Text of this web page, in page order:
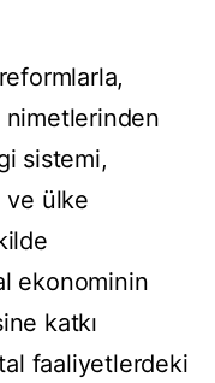
sistemi,
ve ülke
ekonominin
katkı
faaliyetlerdeki